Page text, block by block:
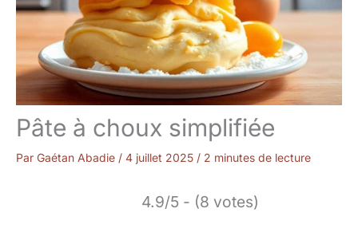
Pâte à choux simplifiée
Par Gaétan Abadie / 4 juillet 2025 / 2 minutes de lecture
4.9/5 - (8 votes)